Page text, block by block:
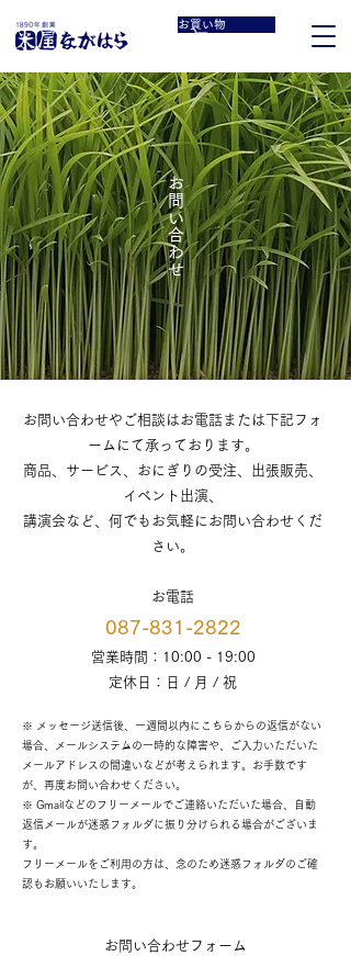
お買い物
お問い合わせ
お問い合わせやご相談はお電話または下記フォ
ームにて承っております。
商品、サービス、おにぎりの受注、出張販売、
イベント出演、
講演会など、何でもお気軽にお問い合わせくだ
さい。
お電話
087-831-2822
営業時間：10:00 - 19:00
定休日：日 / 月 / 祝
※ メッセージ送信後、一週間以内にこちらからの返信がない
場合、メールシステムの一時的な障害や、ご入力いただいた
メールアドレスの間違いなどが考えられます。お手数です
が、再度お問い合わせください。
※ Gmailなどのフリーメールでご連絡いただいた場合、自動
返信メールが迷惑フォルダに振り分けられる場合がございま
す。
フリーメールをご利用の方は、念のため迷惑フォルダのご確
認もお願いいたします。
お問い合わせフォーム